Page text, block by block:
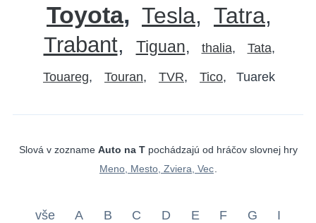
Toyota Tesla Tatra
Trabant Tiguan thalia Tata
Touareg Touran TVR Tico Tuarek
Slová v zozname Auto na Tpochádzajú od hráčov slovnej hry
Meno, Mesto, Zviera, Vec
vše A B C D E F G
I